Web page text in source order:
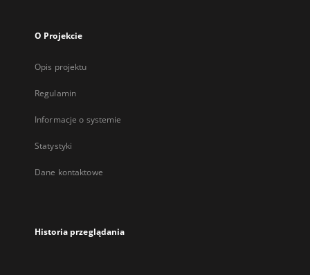
O Projekcie
Opis projektu
Regulamin
Informacje o systemie
Statystyki
Dane kontaktowe
Historia przeglądania